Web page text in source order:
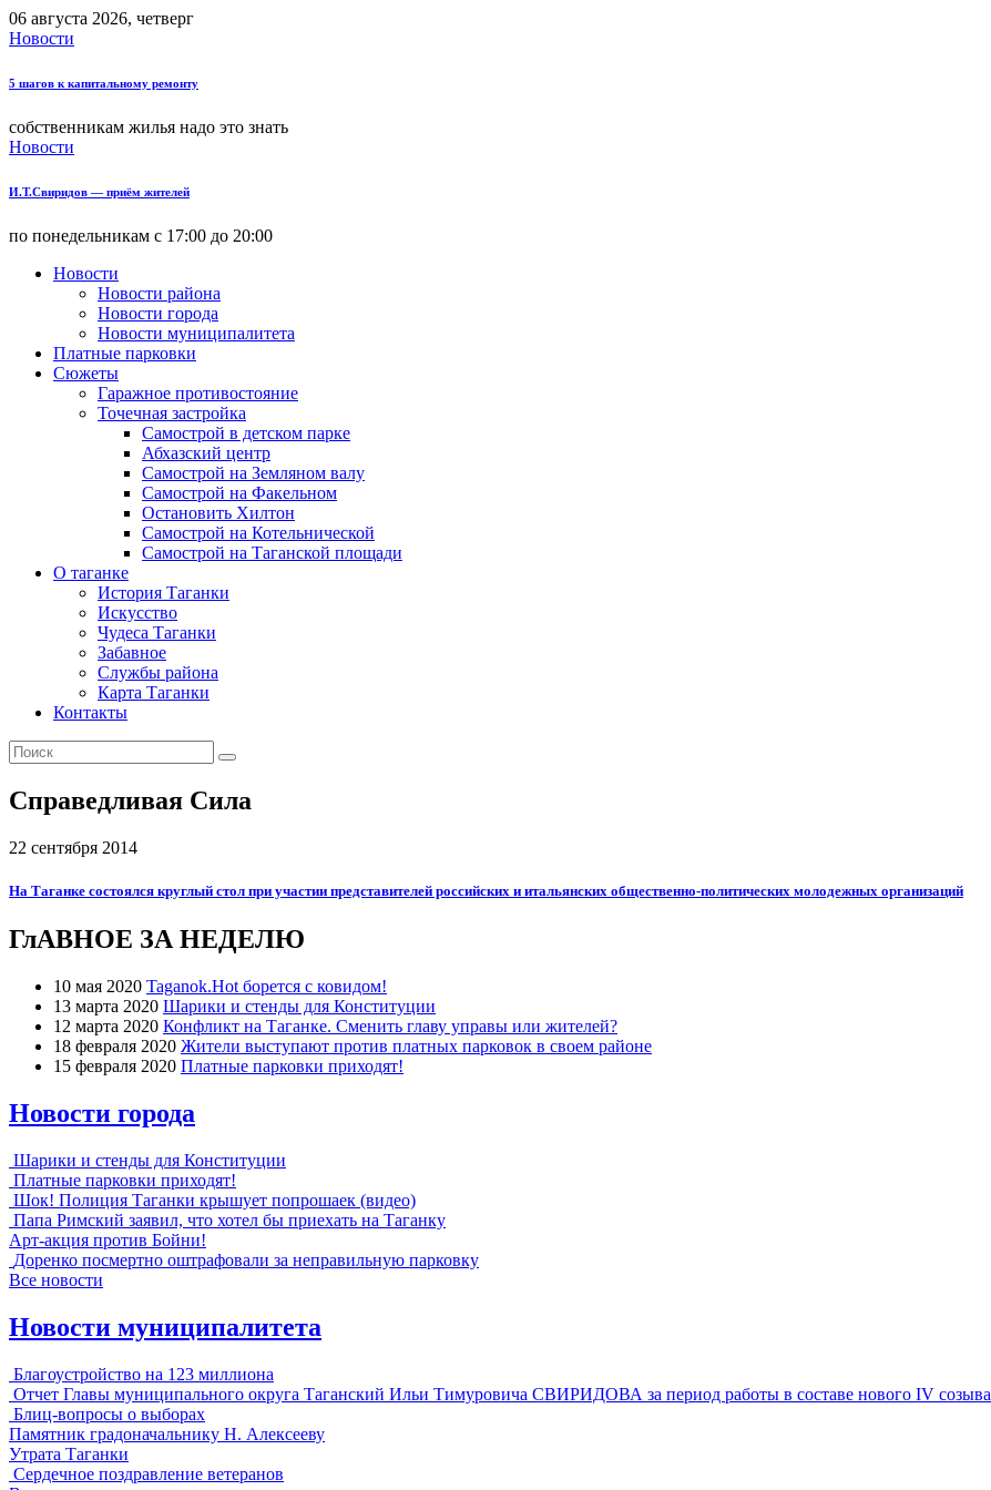
06 августа 2026, четверг
Новости
5 шагов к капитальному ремонту
собственникам жилья надо это знать
Новости
И.Т.Свиридов — приём жителей
по понедельникам с 17:00 до 20:00
Новости
Новости района
Новости города
Новости муниципалитета
Платные парковки
Сюжеты
Гаражное противостояние
Точечная застройка
Самострой в детском парке
Абхазский центр
Самострой на Земляном валу
Самострой на Факельном
Остановить Хилтон
Самострой на Котельнической
Самострой на Таганской площади
О таганке
История Таганки
Искусство
Чудеса Таганки
Забавное
Службы района
Карта Таганки
Контакты
Справедливая Сила
22 сентября 2014
На Таганке состоялся круглый стол при участии представителей российских и итальянских общественно-политических молодежных организаций
ГлАВНОЕ ЗА НЕДЕЛЮ
10 мая 2020 Taganok.Hot борется с ковидом!
13 марта 2020 Шарики и стенды для Конституции
12 марта 2020 Конфликт на Таганке. Сменить главу управы или жителей?
18 февраля 2020 Жители выступают против платных парковок в своем районе
15 февраля 2020 Платные парковки приходят!
Новости города
Шарики и стенды для Конституции
Платные парковки приходят!
Шок! Полиция Таганки крышует попрошаек (видео)
Папа Римский заявил, что хотел бы приехать на Таганку
Арт-акция против Бойни!
Доренко посмертно оштрафовали за неправильную парковку
Все новости
Новости муниципалитета
Благоустройство на 123 миллиона
Отчет Главы муниципального округа Таганский Ильи Тимуровича СВИРИДОВА за период работы в составе нового IV созыва
Блиц-вопросы о выборах
Памятник градоначальнику Н. Алексееву
Утрата Таганки
Сердечное поздравление ветеранов